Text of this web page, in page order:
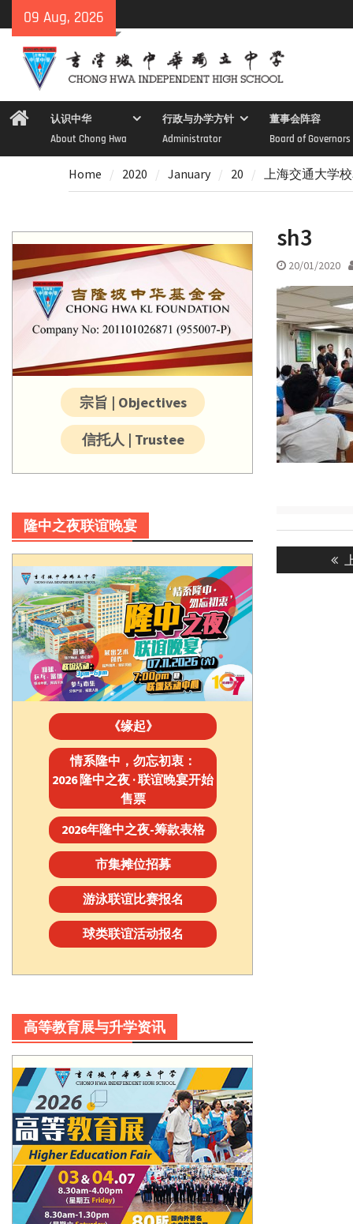
to
content
09 Aug, 2026
Home认识中华
About Chong Hwa
行政与办学方针
Administrator
董事会阵容
Board of Governors
Home 2020 January 20 上海交通大学
sh3
20/01/2020
Post
宗旨 | Objectives
信托人 | Trustee
隆中之夜联谊晚宴
《缘起》
情系隆中，勿忘初衷：
2026 隆中之夜 · 联谊晚宴开始
售票
2026年隆中之夜-筹款表格
市集摊位招募
游泳联谊比赛报名
球类联谊活动报名
高等教育展与升学资讯